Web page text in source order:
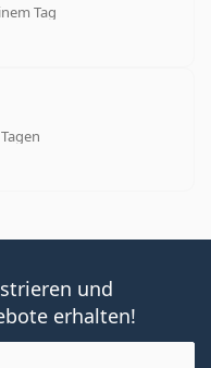
Tag
5 aus 5
5 aus 5
und
erhalten!